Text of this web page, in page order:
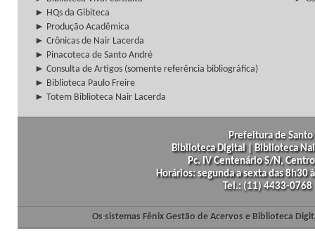
► HQs da Gibiteca
► Produção Acadêmica
► Crônicas de Nair Lacerda
► Pinacoteca de Santo André
► Consulta de Artigos (somente referência bibliográfica)
► Biblioteca Paulo Freire
► Totem Biblioteca Nair Lacerda
Prefeitura de
Biblioteca Digital | Biblioteca
Pc. IV Centenário S/N,
Horários: segunda a sexta das
Tel.: (11) 4433-
Os sistemas Fênix Gestão de Acervos e Biblioteca